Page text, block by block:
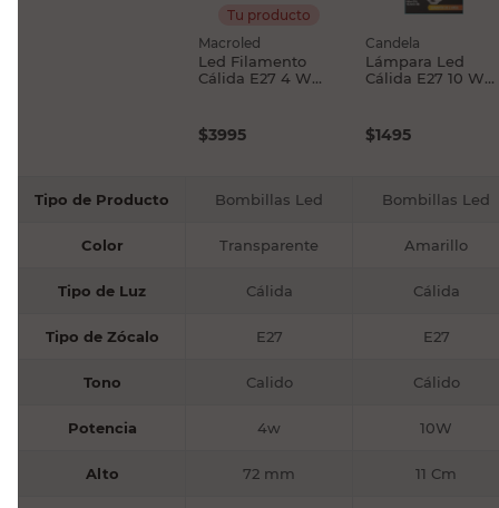
Tu producto
Macroled
Led Filamento
Cálida E27 4 W
$3995
Candela
Lámpara Led
Cálida E27 10 W
$1495
Tipo de Producto Bombillas Led Bombillas Led
Color Transparente Amarillo
Tipo de Luz Cálida Cálida
Tipo de Zócalo E27 E27
Tono Calido Cálido
Potencia 4w 10W
Alto 72 mm 11 Cm